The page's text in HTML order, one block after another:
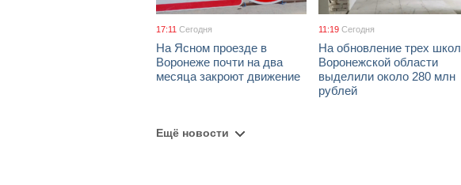
17:11 Сегодня
На Ясном проезде в
Воронеже почти на два
месяца закроют движение
11:19 Сегодня
На обновление трех школ
Воронежской области
выделили около 280 млн
рублей
Ещё новости